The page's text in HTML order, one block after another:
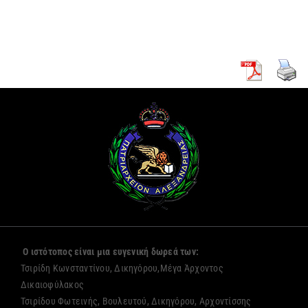
Ο ιστότοπος είναι μια ευγενική δωρεά των:
Τσιρίδη Κωνσταντίνου, Δικηγόρου,Μέγα Άρχοντος
Δικαιοφύλακος
Τσιρίδου Φωτεινής, Βουλευτού, Δικηγόρου, Αρχοντίσσης